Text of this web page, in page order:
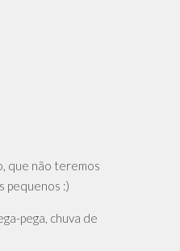
que não teremos
pequenos :)
pega, chuva de